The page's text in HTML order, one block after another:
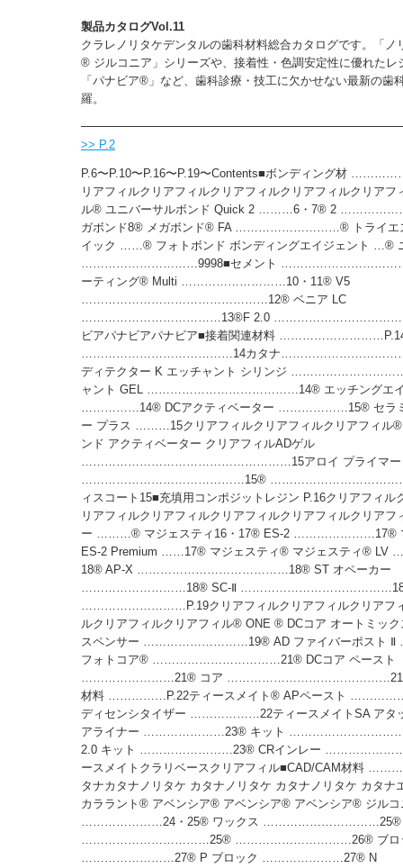
製品カタログVol.11
クラレノリタケデンタルの歯科材料総合カタログです。「
® ジルコニア」シリーズや、接着性・色調安定性に優れたレ
「パナビア®︎」など、歯科診療・技工に欠かせない最新の歯
羅。
>> P.2
P.6〜P.10〜P.16〜P.19〜Contents■ボンディング材
リアフィルクリアフィルクリアフィルクリアフィルクリアフ
ル® ユニバーサルボンド Quick 2 ………6・7® 2
ガボンド8® メガボンド® FA ………………………® トライエ
イック ……® フォトボンド ボンディングエイジェント …®
…………………………9998■セメント
ーティング® Multi ………………………10・11® V5
…………………………………………12® ベニア LC
………………………………13®F 2.0
ビアパナビアパナビア■接着関連材料
…………………………………14カタナ
ディテクター K エッチャント シリンジ
ャント GEL …………………………………14® エッチングエイ
……………14® DCアクティベーター ………………15® セラミ
ー プラス ………15クリアフィルクリアフィルクリアフィル®
ンド アクティベーター クリアフィルADゲル
………………………………………………15アロイ プライマー
……………………………………15®
ィスコート15■充填用コンポジットレジン P.16クリアフィル
リアフィルクリアフィルクリアフィルクリアフィルクリア
ー ………® マジェスティ16・17® ES-2 …………………17®
ES-2 Premium ……17® マジェスティ® マジェスティ
18® AP-X …………………………………18® ST オペーカー
………………………18® SC-Ⅱ …………………………………18■
………………………P.19クリアフィルクリアフィルクリアフィ
ルクリアフィルクリアフィル® ONE ® DCコア オートミッ
スペンサー ………………………19® AD ファイバーポスト
フォトコア® ……………………………21® DCコア ペースト
……………………21® コア ……………………………………21■そ
材料 ……………P.22ティースメイト® APペースト
ディセンシタイザー ………………22ティースメイトSA アタ
アライナー …………………23® キット
2.0 キット ……………………23® CRインレー
ースメイトクラリベースクリアフィル■CAD/CAM材料
タナカタナノリタケ カタナノリタケ カタナノリタケ カタナ
カララント® アベンシア® アベンシア® アベンシア® ジルコ
…………………24・25® ワックス …………………………25®
……………………………25® …………………………26® ブロ
……………………27® P ブロック …………………27® N